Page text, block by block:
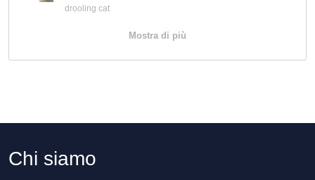
drooling cat
Mostra di più
Chi siamo